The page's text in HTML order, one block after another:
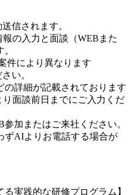
信されます。
の入力と面談（WEBまた
件により異なります
い。
詳細が記載されております
面談前日までにご入力くだ
加またはご来社ください。
AIよりお電話する場合が
る実践的な研修プログラム】